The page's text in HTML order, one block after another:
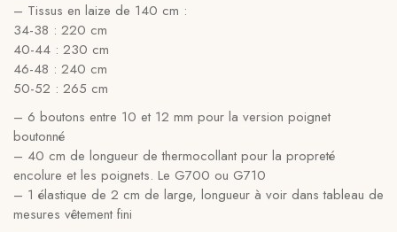
– Tissus en laize de 140 cm :
34-38 : 220 cm
40-44 : 230 cm
46-48 : 240 cm
50-52 : 265 cm
– 6 boutons entre 10 et 12 mm pour la version poignet
boutonné
– 40 cm de longueur de thermocollant pour la propreté
encolure et les poignets. Le G700 ou G710
– 1 élastique de 2 cm de large, longueur à voir dans tableau de
mesures vêtement fini